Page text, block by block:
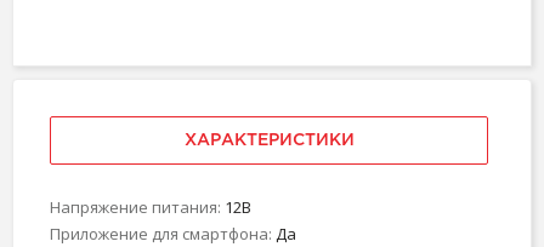
ХАРАКТЕРИСТИКИ
Напряжение питания: 12В
Приложение для смартфона: Да